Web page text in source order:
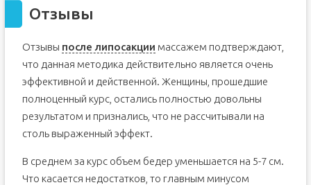
Отзывы
Отзывы после липосакции массажем подтверждают,
что данная методика действительно является очень
эффективной и действенной. Женщины, прошедшие
полноценный курс, остались полностью довольны
результатом и признались, что не рассчитывали на
столь выраженный эффект.
В среднем за курс объем бедер уменьшается на 5-7 см.
Что касается недостатков, то главным минусом